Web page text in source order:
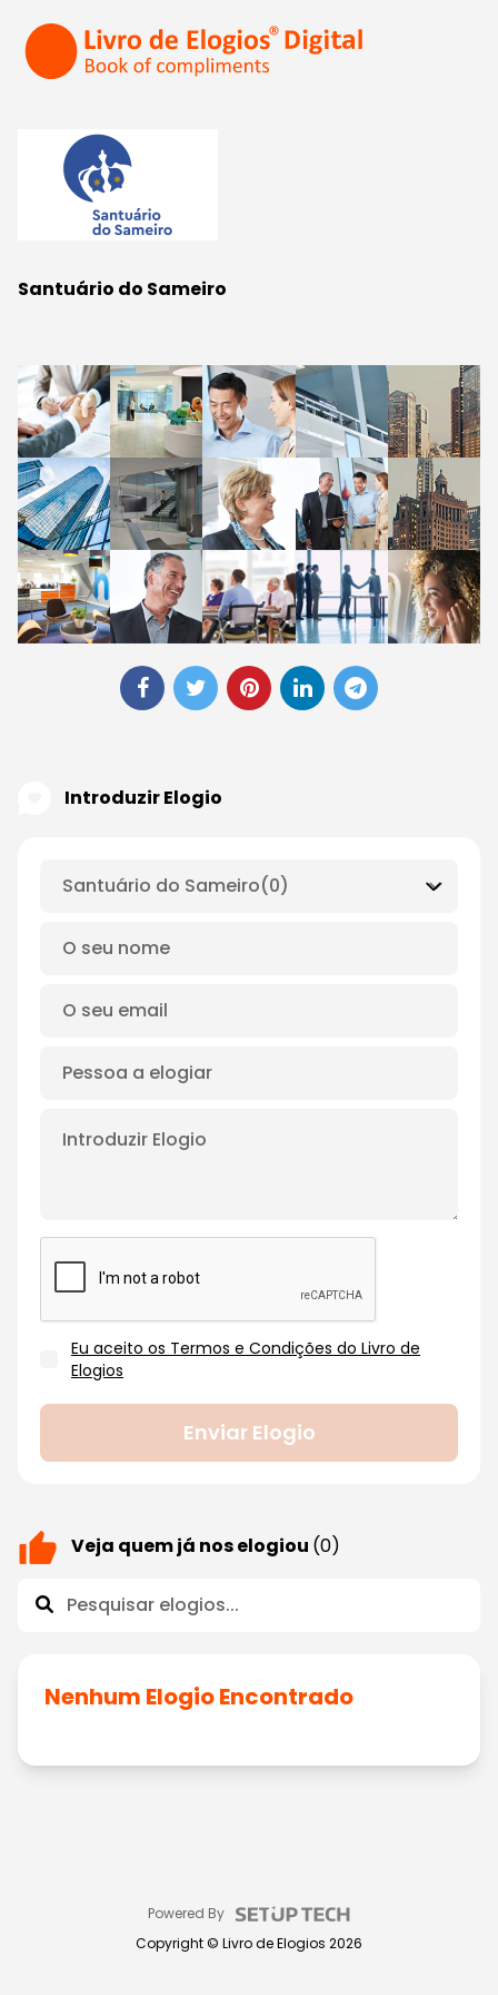
Santuário do Sameiro
Veja quem já nos elogiou (0)
Nenhum Elogio Encontrado
Introduzir Elogio
Eu aceito os Termos e Condições do Livro de
Elogios
Enviar Elogio
Powered By
Copyright © Livro de Elogios 2026